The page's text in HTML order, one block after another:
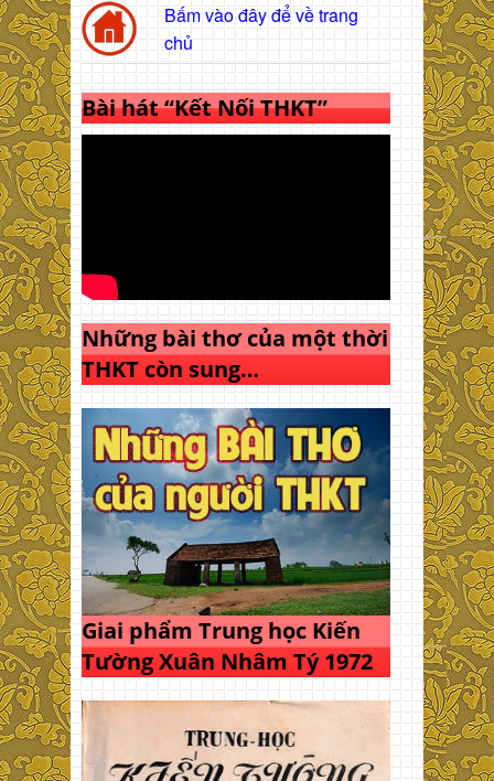
Bấm vào đây để về trang
chủ
Bài hát “Kết Nối THKT”
Những bài thơ của một thời
THKT còn sung…
Giai phẩm Trung học Kiến
Tường Xuân Nhâm Tý 1972